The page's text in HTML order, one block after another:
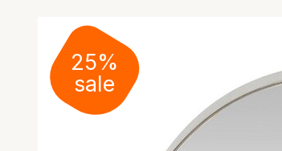
25%
sale